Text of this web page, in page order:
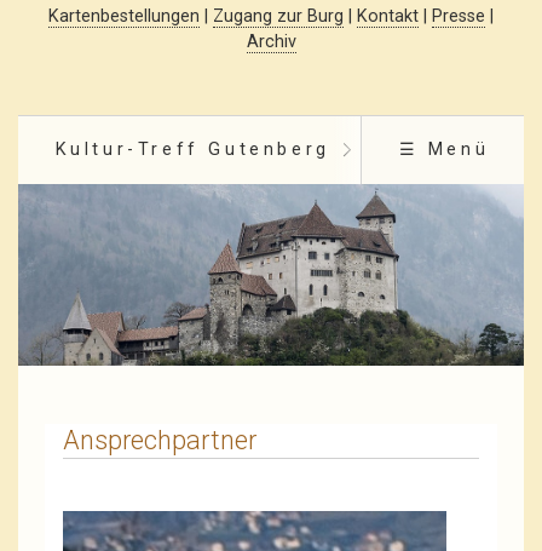
Kartenbestellungen Zugang zur Burg Kontakt Presse
Archiv
Kultur-Treff Gutenberg ☰ Menü
Ansprechpartner